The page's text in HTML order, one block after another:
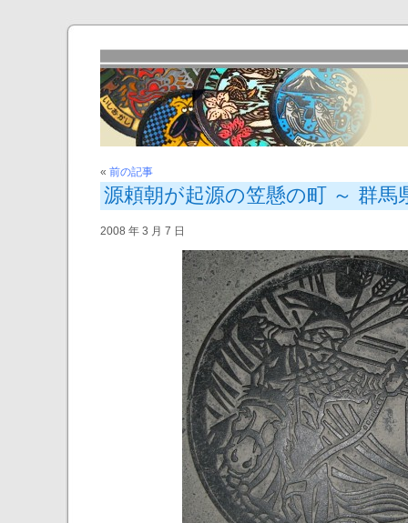
« 前の記事
源頼朝が起源の笠懸の町 ～ 群馬
2008 年 3 月 7 日